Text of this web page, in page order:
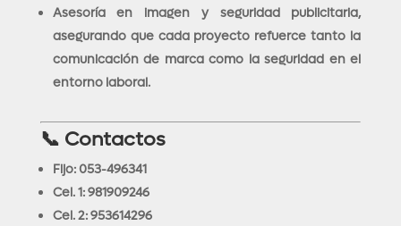
Asesoría en imagen y seguridad publicitaria,
asegurando que cada proyecto refuerce tanto la
comunicación de marca como la seguridad en el
entorno laboral.
📞 Contactos
Fijo: 053-496341
Cel. 1: 981909246
Cel. 2: 953614296